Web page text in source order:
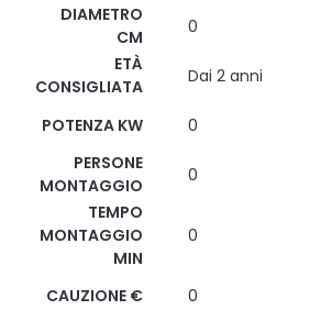
DIAMETRO
CM
0
ETÀ
CONSIGLIATA
Dai 2 anni
POTENZA KW
0
PERSONE
MONTAGGIO
0
TEMPO
MONTAGGIO
MIN
0
CAUZIONE € 0